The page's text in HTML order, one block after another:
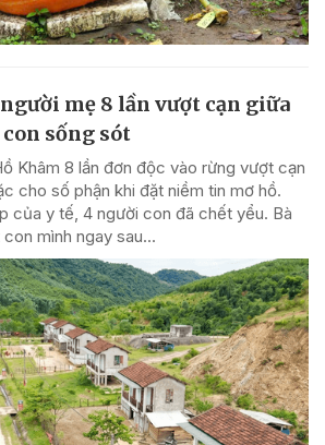
mẹ 8 lần vượt cạn giữa
sống sót
Khâm 8 lần đơn độc vào rừng vượt cạn
cho số phận khi đặt niềm tin mơ hồ.
của y tế, 4 người con đã chết yểu. Bà
mình ngay sau...